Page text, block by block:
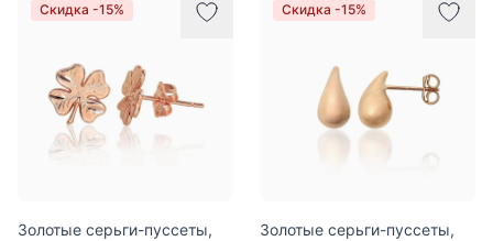
Скидка -15%
Золотые серьги-пуссеты,
Скидка -15%
Золотые серьги-пуссеты,